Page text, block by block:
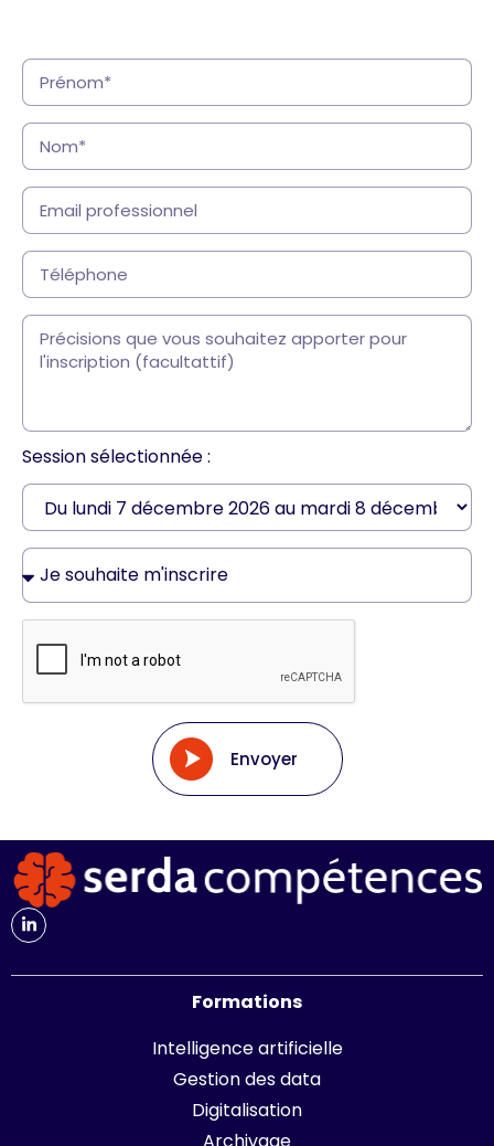
Session sélectionnée :
Envoyer
Formations
Intelligence artificielle
Gestion des data
Digitalisation